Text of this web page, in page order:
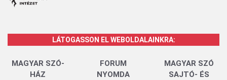
LÁTOGASSON EL WEBOLDALAINKRA:
MAGYAR SZÓ-
HÁZ
FORUM
NYOMDA
MAGYAR SZÓ
SAJTÓ- ÉS